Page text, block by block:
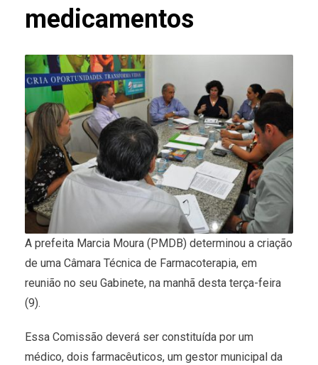
medicamentos
A prefeita Marcia Moura (PMDB) determinou a criação
de uma Câmara Técnica de Farmacoterapia, em
reunião no seu Gabinete, na manhã desta terça-feira
(9).
Essa Comissão deverá ser constituída por um
médico, dois farmacêuticos, um gestor municipal da